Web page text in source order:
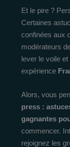
Et le pire ?
Certaines
confinées aux
modérateurs
lever le voile
expérience
Alors, vous
press :
gagnantes
commencer.
rejoignez les